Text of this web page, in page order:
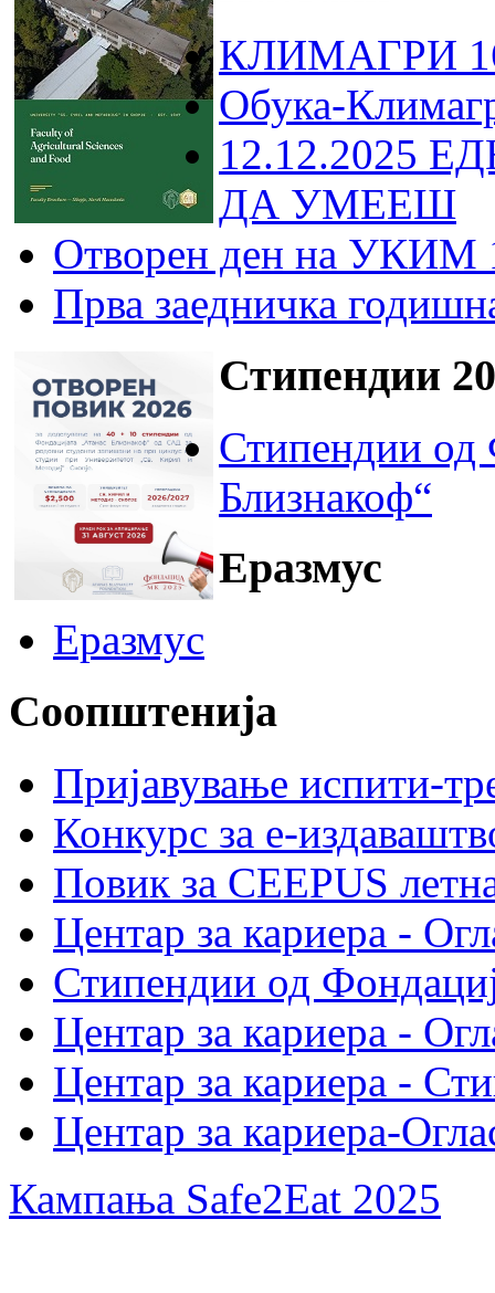
КЛИМАГРИ
Обука-
12.12.2025
ДА УМЕЕШ
Отворен ден на УКИМ
Прва заедничка
Стипендии
Стипендии од
Близнакоф“
Еразмус
Еразмус
Соопштенија
Пријавување испити-
Конкурс за е-
Повик за CEEPUS
Центар за кариера -
Стипендии од
Центар за кариера -
Центар за кариера -
Центар за кариера-
Кампања Safe2Eat 2025